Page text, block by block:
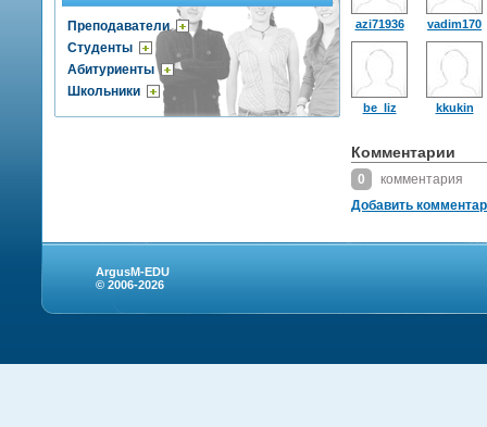
azi71936 vadim170
be_liz kkukin
Комментарии
0
комментария
Добавить
Преподаватели
Студенты
Абитуриенты
Школьники
ArgusM-EDU
© 2006-2026